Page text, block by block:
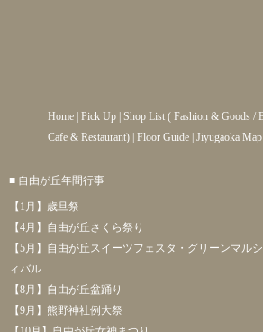
Home| Pick Up| Shop List( Fashion & Goods /
Cafe & Restaurant) | Floor Guide| Jiyugaoka Map
■ 自由が丘年間行事
【1月】歳旦祭
【4月】自由が丘さくら祭り
【5月】自由が丘スイーツフェスタ・グリーンマル
ィバル
【8月】自由が丘盆踊り
【9月】熊野神社例大祭